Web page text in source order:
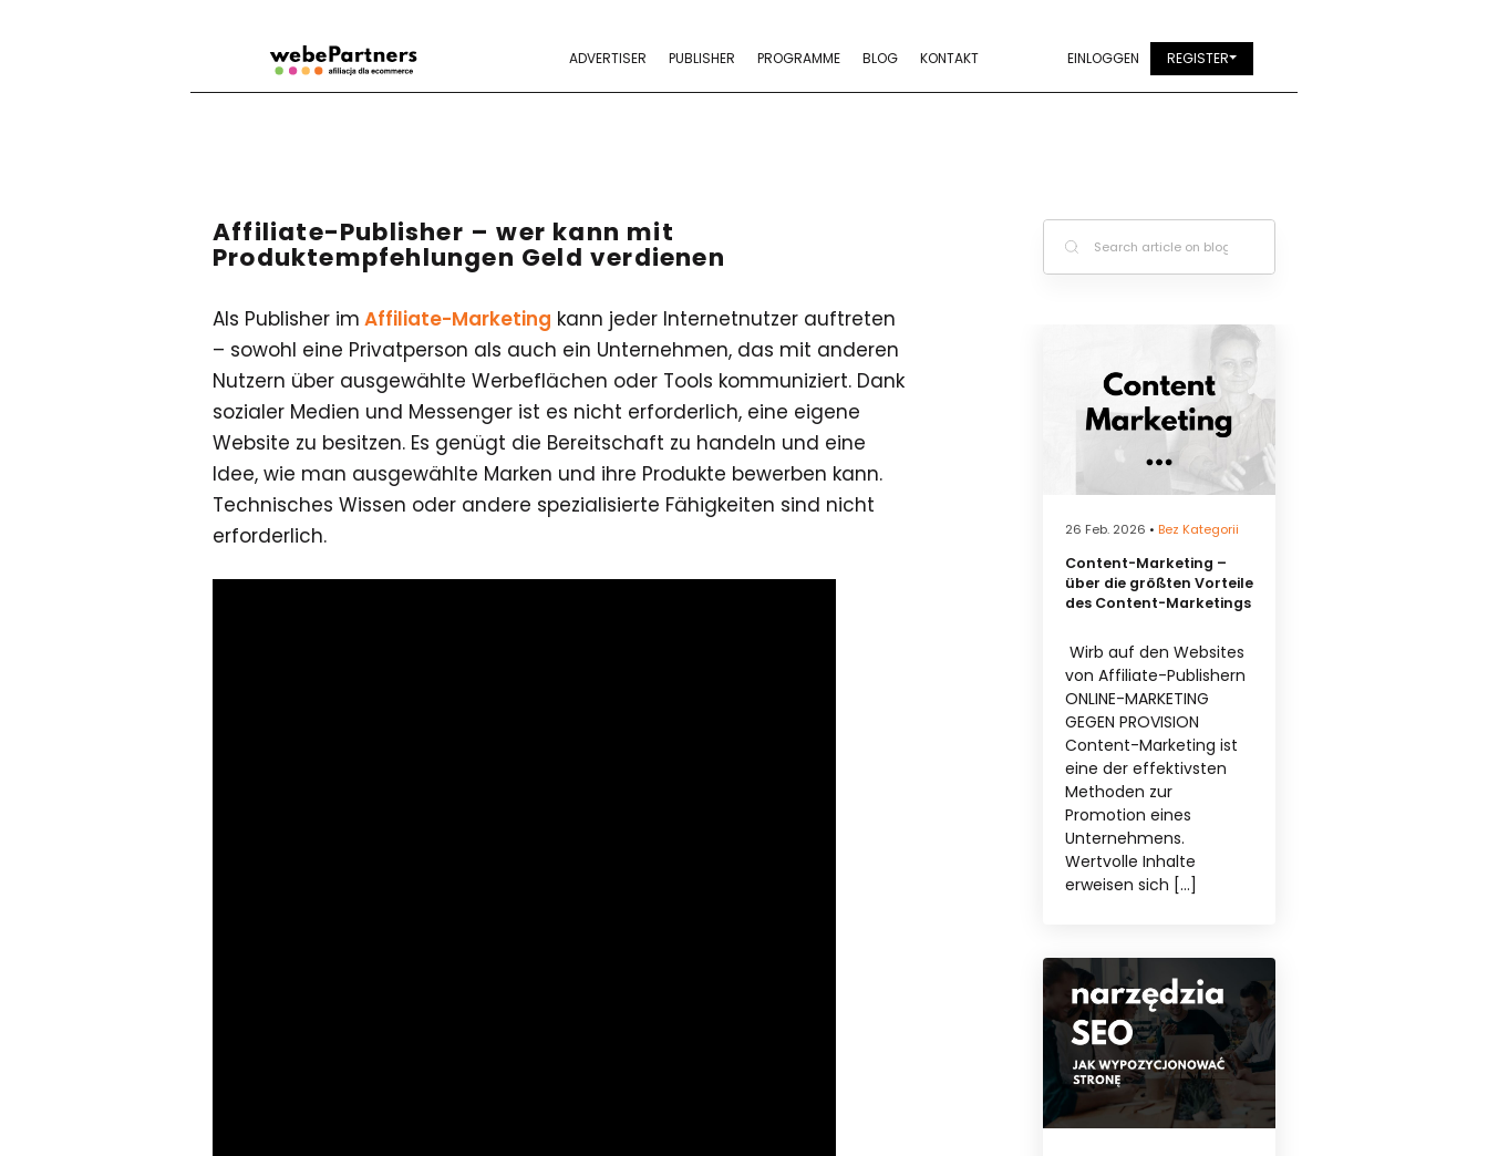
EINLOGGEN REGISTER
ADVERTISER PUBLISHER PROGRAMME BLOG KONTAKT
Affiliate-Publisher – wer kann mit
Produktempfehlungen Geld verdienen
Als Publisher im Affiliate-Marketing kann jeder Internetnutzer auftreten
– sowohl eine Privatperson als auch ein Unternehmen, das mit anderen
Nutzern über ausgewählte Werbeflächen oder Tools kommuniziert. Dank
sozialer Medien und Messenger ist es nicht erforderlich, eine eigene
Website zu besitzen. Es genügt die Bereitschaft zu handeln und eine
Idee, wie man ausgewählte Marken und ihre Produkte bewerben kann.
Technisches Wissen oder andere spezialisierte Fähigkeiten sind nicht
erforderlich.
26 Feb. 2026 • Bez Kategorii
Content-Marketing –
über die größten Vorteile
des Content-Marketings
Wirb auf den Websites
von Affiliate-Publishern
ONLINE-MARKETING
GEGEN PROVISION
Content-Marketing ist
eine der effektivsten
Methoden zur
Promotion eines
Unternehmens.
Wertvolle Inhalte
erweisen sich […]